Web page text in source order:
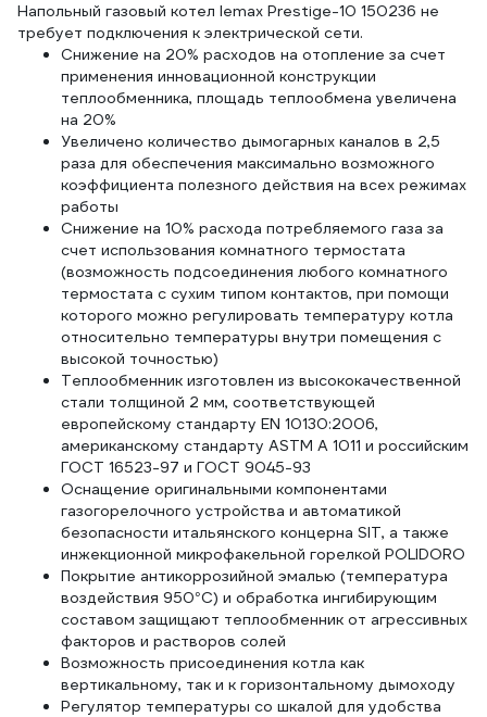
Напольный газовый котел lemax Prestige-10 150236 не
требует подключения к электрической сети.
Снижение на 20% расходов на отопление за счет
применения инновационной конструкции
теплообменника, площадь теплообмена увеличена
на 20%
Увеличено количество дымогарных каналов в 2,5
раза для обеспечения максимально возможного
коэффициента полезного действия на всех режимах
работы
Снижение на 10% расхода потребляемого газа за
счет использования комнатного термостата
(возможность подсоединения любого комнатного
термостата с сухим типом контактов, при помощи
которого можно регулировать температуру котла
относительно температуры внутри помещения с
высокой точностью)
Теплообменник изготовлен из высококачественной
стали толщиной 2 мм, соответствующей
европейскому стандарту EN 10130:2006,
американскому стандарту ASTM A 1011 и российским
ГОСТ 16523-97 и ГОСТ 9045-93
Оснащение оригинальными компонентами
газогорелочного устройства и автоматикой
безопасности итальянского концерна SIT, а также
инжекционной микрофакельной горелкой POLIDORO
Покрытие антикоррозийной эмалью (температура
воздействия 950°С) и обработка ингибирующим
составом защищают теплообменник от агрессивных
факторов и растворов солей
Возможность присоединения котла как
вертикальному, так и к горизонтальному дымоходу
Регулятор температуры со шкалой для удобства